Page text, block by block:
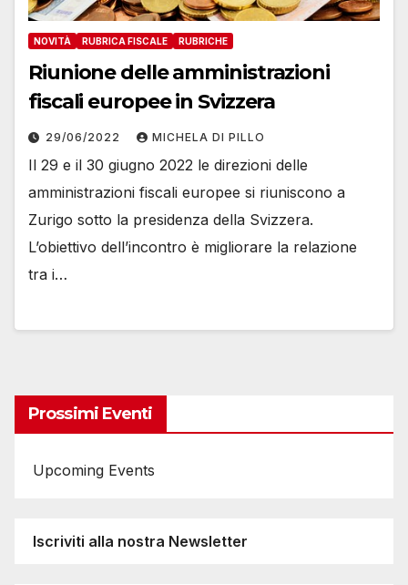
NOVITÀ RUBRICA FISCALE RUBRICHE
Riunione delle amministrazioni
fiscali europee in Svizzera
29/06/2022 MICHELA DI PILLO
Il 29 e il 30 giugno 2022 le direzioni delle
amministrazioni fiscali europee si riuniscono a
Zurigo sotto la presidenza della Svizzera.
L’obiettivo dell’incontro è migliorare la relazione
tra i…
Prossimi Eventi
Upcoming Events
Iscriviti alla nostra Newsletter